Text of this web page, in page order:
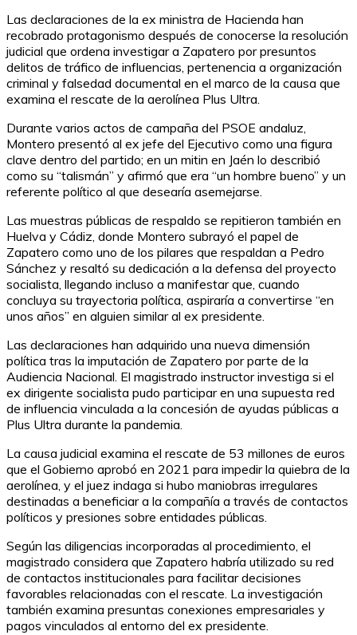
Las declaraciones de la ex ministra de Hacienda han
recobrado protagonismo después de conocerse la resolución
judicial que ordena investigar a Zapatero por presuntos
delitos de tráfico de influencias, pertenencia a organización
criminal y falsedad documental en el marco de la causa que
examina el rescate de la aerolínea Plus Ultra.
Durante varios actos de campaña del PSOE andaluz,
Montero presentó al ex jefe del Ejecutivo como una figura
clave dentro del partido; en un mitin en Jaén lo describió
como su “talismán” y afirmó que era “un hombre bueno” y un
referente político al que desearía asemejarse.
Las muestras públicas de respaldo se repitieron también en
Huelva y Cádiz, donde Montero subrayó el papel de
Zapatero como uno de los pilares que respaldan a Pedro
Sánchez y resaltó su dedicación a la defensa del proyecto
socialista, llegando incluso a manifestar que, cuando
concluya su trayectoria política, aspiraría a convertirse “en
unos años” en alguien similar al ex presidente.
Las declaraciones han adquirido una nueva dimensión
política tras la imputación de Zapatero por parte de la
Audiencia Nacional. El magistrado instructor investiga si el
ex dirigente socialista pudo participar en una supuesta red
de influencia vinculada a la concesión de ayudas públicas a
Plus Ultra durante la pandemia.
La causa judicial examina el rescate de 53 millones de euros
que el Gobierno aprobó en 2021 para impedir la quiebra de la
aerolínea, y el juez indaga si hubo maniobras irregulares
destinadas a beneficiar a la compañía a través de contactos
políticos y presiones sobre entidades públicas.
Según las diligencias incorporadas al procedimiento, el
magistrado considera que Zapatero habría utilizado su red
de contactos institucionales para facilitar decisiones
favorables relacionadas con el rescate. La investigación
también examina presuntas conexiones empresariales y
pagos vinculados al entorno del ex presidente.